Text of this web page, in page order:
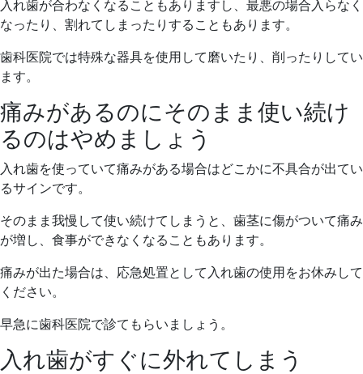
入れ歯が合わなくなることもありますし、最悪の場合入らなく
なったり、割れてしまったりすることもあります。
歯科医院では特殊な器具を使用して磨いたり、削ったりしてい
ます。
痛みがあるのにそのまま使い続け
るのはやめましょう
入れ歯を使っていて痛みがある場合はどこかに不具合が出てい
るサインです。
そのまま我慢して使い続けてしまうと、歯茎に傷がついて痛み
が増し、食事ができなくなることもあります。
痛みが出た場合は、応急処置として入れ歯の使用をお休みして
ください。
早急に歯科医院で診てもらいましょう。
入れ歯がすぐに外れてしまう